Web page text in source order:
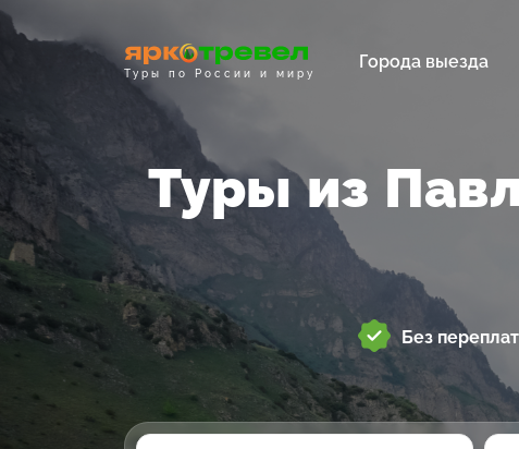
Туры по России и миру
Города выезда
Туры из
Без переплат